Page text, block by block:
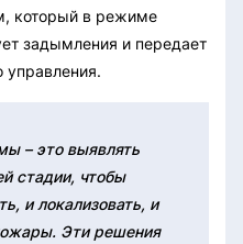
который в режиме
задымления и передает
управления.
– это выявлять
стадии, чтобы
и локализовать, и
Эти решения